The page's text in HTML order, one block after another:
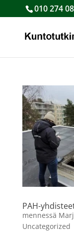
010 274
PAH-
mennessä
Uncategorized